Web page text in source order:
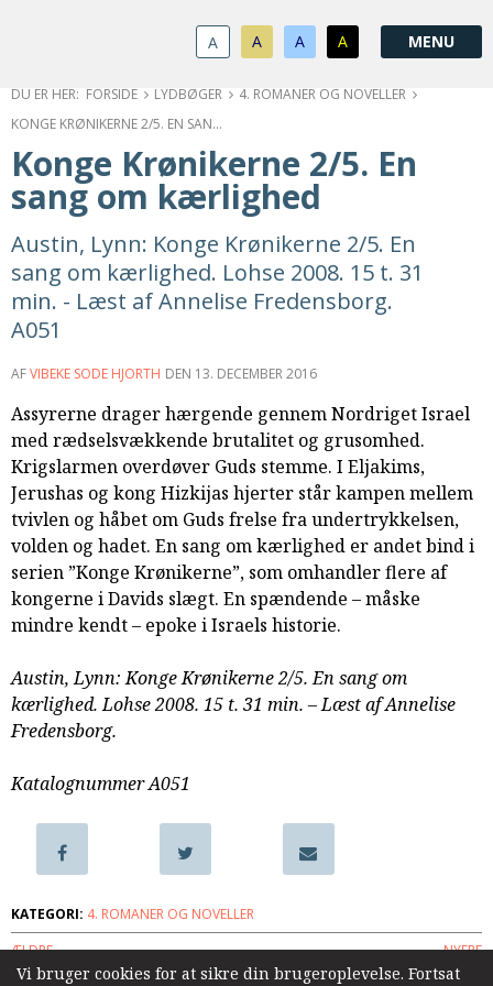
og
gå
indhold
forsiden
guide
for
1.2:
Bestyrelse
1.3:
Økonomi
1.5:
Privatlivspolitik
1.6:
Vedtægter
2.0:
Nyheder
3.0:
Kalender
4.0:
Kristeligt
Lydbibliotek
5.0:
Lydbøger
udlån
6.0:
Bibelen
7.0:
Arrangementer
7.1:
Sommerstævne
7.2:
Nordisk
samarbejde
8.0:
Støt
KABB!
9.0:
Links
Næste
Konge
Krønikerne
3/5.
stærke
Konge
1/5.
Guds
konger.
A A A A
FORSIDE LYDBØGER
4. ROMANER OG NOVELLER
KONGE KRØNIKERNE 2/5. EN SANG OM KÆRLIGHED
Konge Krønikerne 2/5. En
sang om kærlighed
Austin, Lynn: Konge Krønikerne 2/5. En
sang om kærlighed. Lohse 2008. 15 t. 31
min. - Læst af Annelise Fredensborg.
A051
AFVIBEKE SODE HJORTH DEN 13. DECEMBER 2016
Assyrerne drager hærgende gennem Nordriget Israel
med rædselsvækkende brutalitet og grusomhed.
Krigslarmen overdøver Guds stemme. I Eljakims,
Jerushas og kong Hizkijas hjerter står kampen mellem
tvivlen og håbet om Guds frelse fra undertrykkelsen,
volden og hadet. En sang om kærlighed er andet bind i
serien ”Konge Krønikerne”, som omhandler flere af
kongerne i Davids slægt. En spændende – måske
mindre kendt – epoke i Israels historie.
Austin, Lynn: Konge Krønikerne 2/5. En sang om
kærlighed. Lohse 2008. 15 t. 31 min. – Læst af Annelise
Fredensborg.
Katalognummer A051
KATEGORI: 4. ROMANER OG NOVELLER
ÆLDRE
NYERE
Vi bruger cookies for at sikre din brugeroplevelse. Fortsat